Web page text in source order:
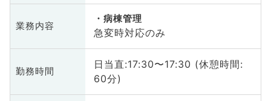
業務内容
病棟管理
急変時対応のみ
勤務時間
日当直:17:30〜17:30 (休憩時間:
60分)